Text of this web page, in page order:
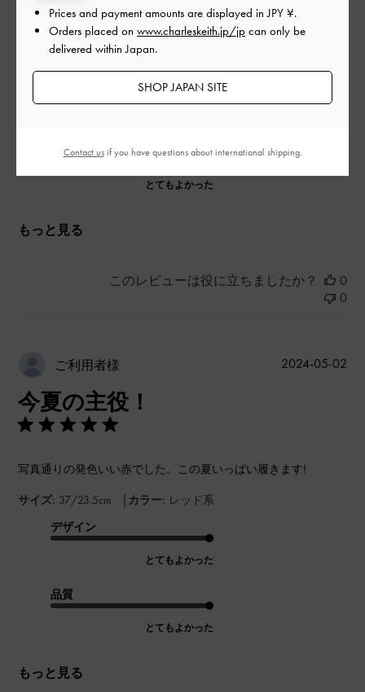
若干甲高な作りなのでぱかぱかしてしまうのですがネックで
す。。。
サイズ: 37/23.5cm |カラー:
品質
とてもよかった
もっと見る
このレビューは役に立ちましたか？
0
0
ご利用者様
今夏の主役！
写真通りの発色いい赤でした。この夏いっぱい履きます!
サイズ: 37/23.5cm | カラー: レッド系
デザイン
とてもよかった
品質
とてもよかった
もっと見る
公
2024-05-02
Prices and payment amounts are displayed inJPY ¥.
Orders placed on www.charleskeith.jp/jp can only be
delivered within Japan.
SHOP JAPAN SITE
Contact usif you have questions about international shipping.